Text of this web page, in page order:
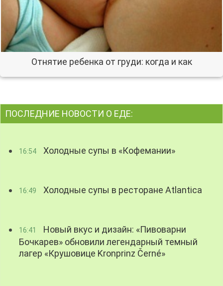
Отнятие ребенка от груди: когда и как
ПОСЛЕДНИЕ НОВОСТИ О ЕДЕ:
16:54 Холодные супы в «Кофемании»
16:49 Холодные супы в ресторане Atlantica
16:41
Новый вкус и дизайн: «Пивоварни
Бочкарев» обновили легендарный темный
лагер «Крушовице Kronprinz Černé»